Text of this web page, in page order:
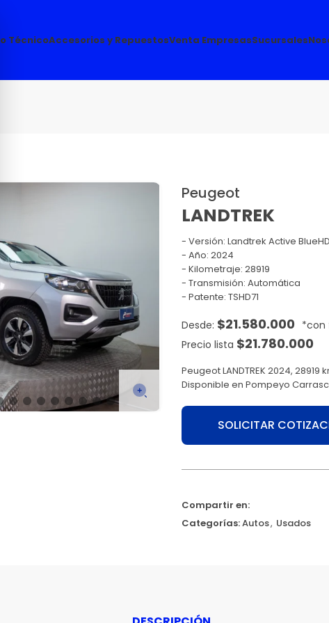
TécnicoAccesorios y RepuestosVenta EmpresasSucursales
Peugeot
LANDTREK
Versión: Landtrek Active
Año: 2024
Kilometraje: 28919
Transmisión: Automática
Patente: TSHD71
$21.580.000
Precio lista $21.780.000
Peugeot LANDTREK 2024,
Disponible en Pompeyo
SOLICITAR
Compartir en:
Categorías:Autos, Usados